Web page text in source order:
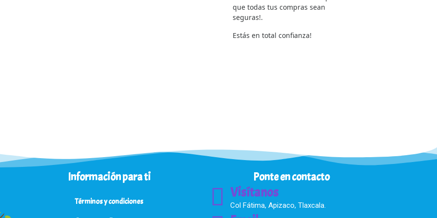
que todas tus compras sean
seguras!.
Estás en total confianza!
Información para ti
Términos y condiciones
Ponte en contacto
Visítanos
Col Fátima, Apizaco, Tlaxcala.